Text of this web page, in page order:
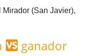
(San Javier),
ganador